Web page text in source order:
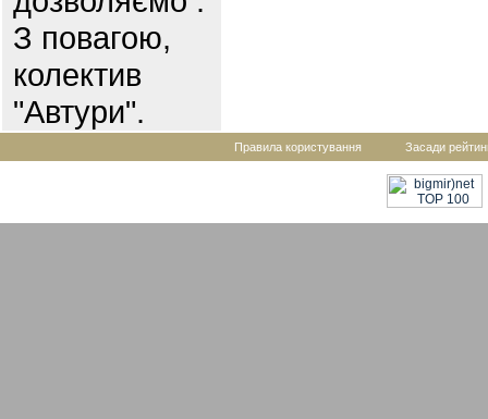
З повагою,
колектив
"Автури".
Правила користування Засади